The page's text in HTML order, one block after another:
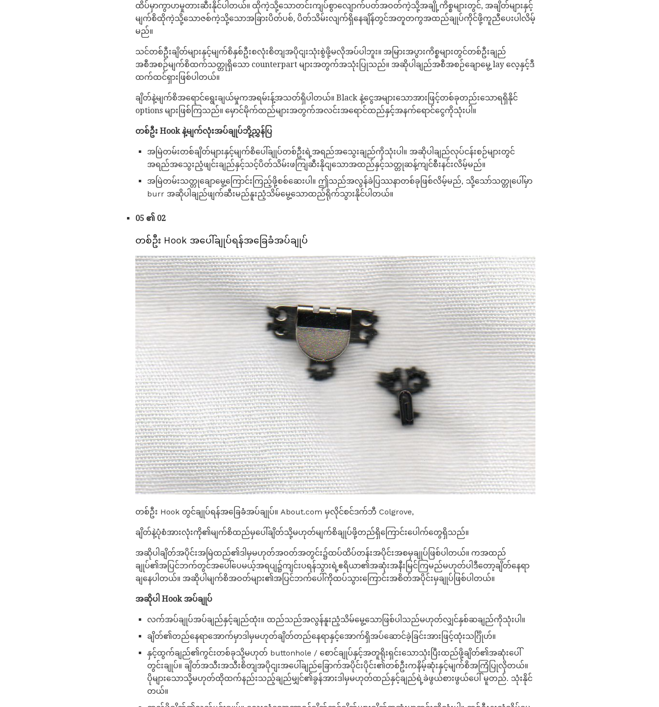
ထိပ်မှာကွာဟမှုတားဆီးနိုင်ပါတယ်။ ထိုကဲ့သို့သောတင်းကျပ်စွာလျောက်ပတ်အဝတ်ကဲ့သို့အချို့ကိစ္စများတွင်, အချိတ်များနှင့်
မျက်စိထိုကဲ့သို့သောဇစ်ကဲ့သို့သောအခြားပိတ်ပစ်, ပိတ်သိမ်းလျက်ရှိနေချိန်တွင်အတူတကွအထည်ချုပ်ကိုင်ဖို့ကူညီပေးပါလိမ့်
မည်။
သင်တစ်ဦးချိတ်များနှင့်မျက်စိနှစ်ဦးစလုံးစိတျအပိုငျးသုံးစွဲဖို့မလိုအပ်ပါဘူး။ အမြားအပွားကိစ္စများတွင်တစ်ဦးချည်
အစီအစဉ်မျက်စိထက်သတ္တုရှိသော counterpart များအတွက်အသုံးပြုသည်။ အဆိုပါချည်အစီအစဉ်ချောမွေ့ lay လေ့နှင့်ဒီ
ထက်ထင်ရှားဖြစ်ပါတယ်။
ချိတ်နဲ့မျက်စိအရောင်ရွေးချယ်မှုကအရမ်းန့်အသတ်ရှိပါတယ်။ Black နဲ့ငွေအများသောအားဖြင့်တစ်ခုတည်းသောရရှိနိုင်
options များဖြစ်ကြသည်။ မှောင်မိုက်ထည်များအတွက်အလင်းအရောင်ထည်နှင့်အနက်ရောင်ငွေကိုသုံးပါ။
တစ်ဦး Hook နဲ့မျက်လုံးအပ်ချုပ်ဘို့ညွှန်ပြ
အမြဲတမ်းတစ်ချိတ်များနှင့်မျက်စိပေါ်ချုပ်တစ်ဦးရဲ့အရည်အသွေးချည်ကိုသုံးပါ။ အဆိုပါချည်လုပ်ငန်းစဉ်များတွင်
အရည်အသွေးညံ့ဖျင်းချည်နှင့်သင့်ပိတ်သိမ်းဖကျြဆီးနိုငျသောအထည်နှင့်သတ္တုဆန့်ကျင်စီးနင်းလိမ့်မည်။
အမြဲတမ်းသတ္တုချောမွေ့ကြောင်းကြည့်ဖို့စစ်ဆေးပါ။ ဤသည်အလွန်ခဲပြဿနာတစ်ခုဖြစ်လိမ့်မည်, သို့သော်သတ္တုပေါ်မှာ
burr အဆိုပါချည်ဖျက်ဆီးမည်နူးညံ့သိမ်မွေ့သောထည်ရိုက်သွားနိုင်ပါတယ်။
05 ၏ 02
တစ်ဦး Hook အပေါ်ချုပ်ရန်အခြေခံအပ်ချုပ်
တစ်ဦး Hook တွင်ချုပ်ရန်အခြေခံအပ်ချုပ်။ About.com မှလိုင်စင်ဒက်ဘီ Colgrove,
ချိတ်နဲ့ပုံစံအားလုံးကို၏မျက်စိထည်မှပေါ်ချိတ်သို့မဟုတ်မျက်စိချုပ်ဖို့တည်ရှိကြောင်းပေါက်တွေရှိသည်။
အဆိုပါချိတ်အပိုင်းအမြဲထည်၏ဒါမှမဟုတ်အဝတ်အတွင်း၌ထပ်ထိပ်တန်းအပိုင်းအစမှချုပ်ဖြစ်ပါတယ်။ ကအထည်
ချုပ်၏အပြင်ဘက်တွင်အပေါ်ပေမယ့်အရပျ၌ကျင်းပရန်သွားရဲ့ဧရိယာ၏အဆုံးအနီးမြင်ကြမည်မဟုတ်ပါဒီတော့ချိတ်နေရာ
ချနေပါတယ်။ အဆိုပါမျက်စိအဝတ်များ၏အပြင်ဘက်ပေါ်ကိုထပ်သွားကြောင်းအစိတ်အပိုင်းမှချုပ်ဖြစ်ပါတယ်။
အဆိုပါ Hook အပ်ချုပ်
လက်အပ်ချုပ်အပ်ချည်နှင့်ချည်ထုံး။ ထည်သည်အလွန်နူးညံ့သိမ်မွေ့သောဖြစ်ပါသည်မဟုတ်လျှင်နှစ်ဆချည်ကိုသုံးပါ။
ချိတ်၏တည်နေရာအောက်မှာဒါမှမဟုတ်ချိတ်တည်နေရာနှင့်အောက်ရှိအပ်ဆောင်ခဲ့ခြင်းအားဖြင့်ထုံးသင်္ဂြိုဟ်။
နှင့်ထွက်ချည်၏ကွင်းတစ်ခုသို့မဟုတ် buttonhole / စောင်ချုပ်နှင့်အတူရိုးရှင်းသောသုံးပြီးထည်ဖို့ချိတ်၏အဆုံးပေါ်
တွင်းချုပ်။ ချိတ်အသီးအသီးစိတျအပိုငျးအပေါ်ချည်ခြောက်အပိုင်းပိုင်း၏တစ်ဦးကနိမ့်ဆုံးနှင့်မျက်စိအကြံပြုလိုတယ်။
ပိုများသောသို့မဟုတ်ထိုထက်နည်းသည့်ချည်မျှင်၏ခွန်အားဒါမှမဟုတ်ထည်နှင့်ချည်ရဲ့ခဲဖွယ်စားဖွယ်ပေါ် မူတည်. သုံးနိုင်
တယ်။